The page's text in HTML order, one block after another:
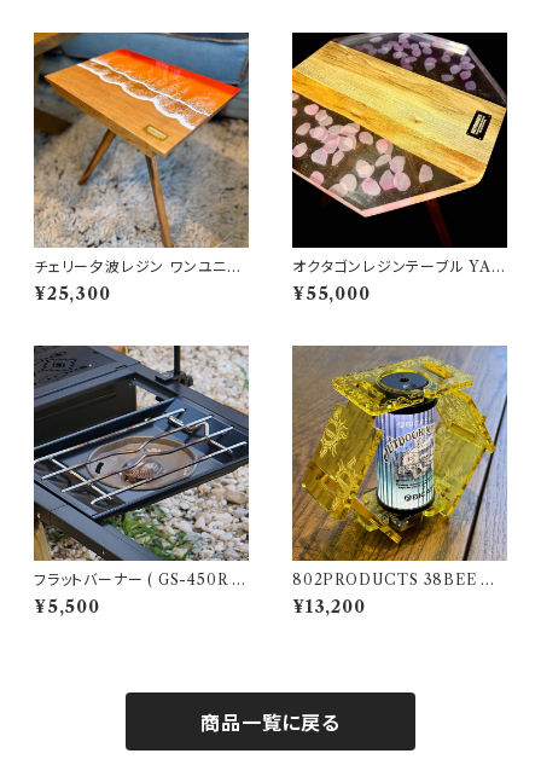
チェリー夕波レジン ワンユニッ
ト天板 802PRODUCTS
¥25,300
オクタゴンレジンテーブル YA
MASAKURA /山桜 天板 三脚
【 802PRODUCTS 】
¥55,000
フラットバーナー ( GS-450R )
ブラック塗装 カスタム SnowPe
ak スノーピーク
¥5,500
802PRODUCTS 38BEE イ
エロー アクリルシェード yello
w 38灯 MIYABI
¥13,200
商品一覧に戻る